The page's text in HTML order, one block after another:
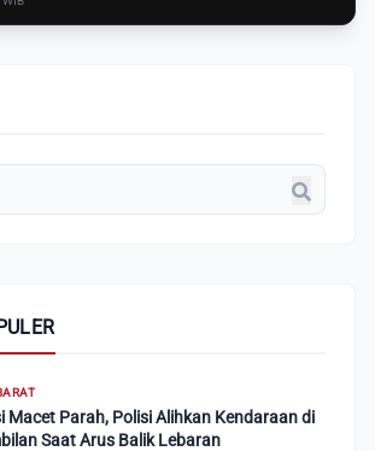
Macet Parah, Polisi Alihkan Kendaraan di
Saat Arus Balik Lebaran